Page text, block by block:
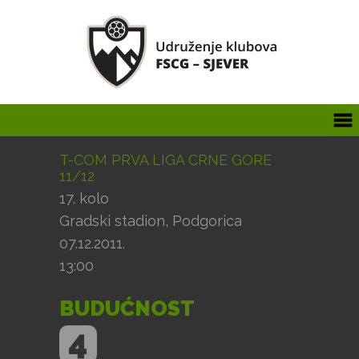
T-COM PRVA LIGA CRNE GORE
11/12
17. kolo
Gradski stadion, Podgorica
07.12.2011.
13:00
BUDUĆNOST
4